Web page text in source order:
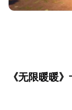
《无限暖暖